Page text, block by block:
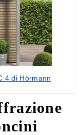
4 di Hörmann